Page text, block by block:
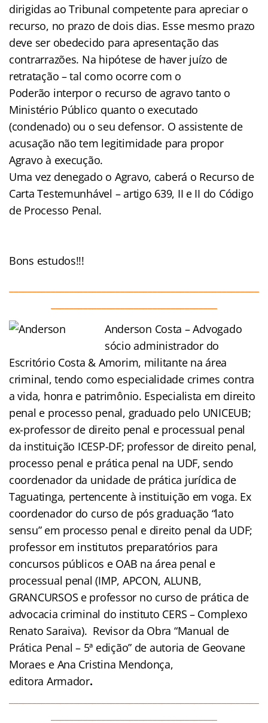
dirigidas ao Tribunal competente para apreciar o
recurso, no prazo de dois dias. Esse mesmo prazo
deve ser obedecido para apresentação das
contrarrazões. Na hipótese de haver juízo de
retratação – tal como ocorre com o
Poderão interpor o recurso de agravo tanto o
Ministério Público quanto o executado
(condenado) ou o seu defensor. O assistente de
acusação não tem legitimidade para propor
Agravo à execução.
Uma vez denegado o Agravo, caberá o Recurso de
Carta Testemunhável – artigo 639, II e II do Código
de Processo Penal.
Bons estudos!!!
Anderson Costa – Advogado
sócio administrador do
Escritório Costa & Amorim, militante na área
criminal, tendo como especialidade crimes contra
a vida, honra e patrimônio. Especialista em direito
penal e processo penal, graduado pelo UNICEUB;
ex-professor de direito penal e processual penal
da instituição ICESP-DF; professor de direito penal,
processo penal e prática penal na UDF, sendo
coordenador da unidade de prática jurídica de
Taguatinga, pertencente à instituição em voga. Ex
coordenador do curso de pós graduação “lato
sensu” em processo penal e direito penal da UDF;
professor em institutos preparatórios para
concursos públicos e OAB na área penal e
processual penal (IMP, APCON, ALUNB,
GRANCURSOS e professor no curso de prática de
advocacia criminal do instituto CERS – Complexo
Renato Saraiva). Revisor da Obra “Manual de
Prática Penal – 5ª edição” de autoria de Geovane
Moraes e Ana Cristina Mendonça,
editora Armador.